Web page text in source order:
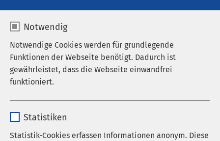
Notwendig
Notwendige Cookies werden für grundlegende
Funktionen der Webseite benötigt. Dadurch ist
gewährleistet, dass die Webseite einwandfrei
funktioniert.
Anbieter sgalinski
Statistiken
Statistik-Cookies erfassen Informationen anonym. Diese
Ergebnisse Ihrer Suche